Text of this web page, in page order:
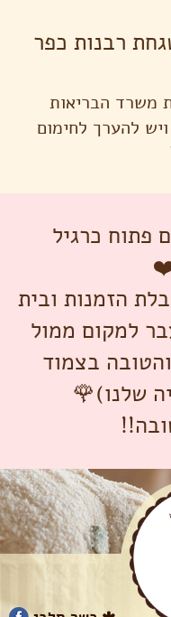
רבנות כפר
משרד הבריאות
להערך לחימום
פתוח כרגיל
הזמנות ובית
למקום ממול
בצמוד
שלנו)🌹